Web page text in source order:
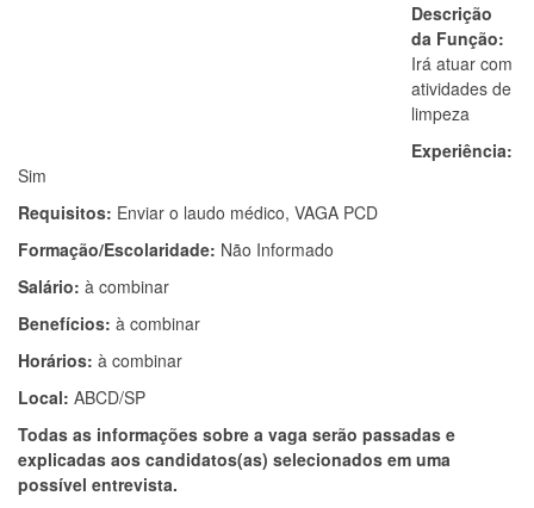
Descrição
da Função:
Irá atuar com
atividades de
limpeza
Experiência:
Sim
Requisitos: Enviar o laudo médico, VAGA PCD
Formação/Escolaridade: Não Informado
Salário: à combinar
Benefícios: à combinar
Horários: à combinar
Local: ABCD/SP
Todas as informações sobre a vaga serão passadas e
explicadas aos candidatos(as) selecionados em uma
possível entrevista.